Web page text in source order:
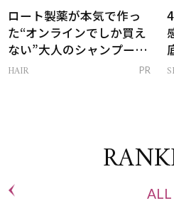
ロート製薬が本気で作っ
た“オンラインでしか買え
ない”大人のシャンプー＆
トリートメントって？
HAIR PR
ALL